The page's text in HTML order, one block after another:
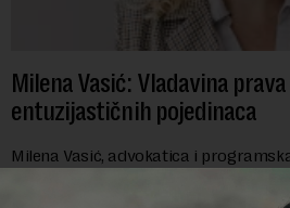
Milena Vasić: Vladavina
entuzijastičnih pojedinaca
Milena Vasić, advokatica i
pravnika za ljudska prava (YUCOM),
se na prvoj liniji odbrane građanskih